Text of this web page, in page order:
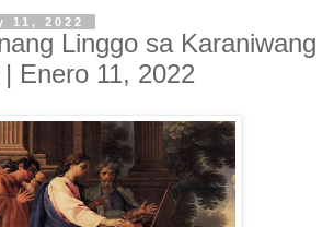
11, 2022
Linggo sa Karaniwang
Enero 11, 2022